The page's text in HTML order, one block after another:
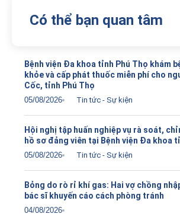
Có thể bạn quan tâm
Bệnh viện Đa khoa tỉnh Phú Thọ khám
khỏe và cấp phát thuốc miễn phí cho
Cốc, tỉnh Phú Thọ
05/08/2026 Tin tức - Sự kiện
Hội nghị tập huấn nghiệp vụ rà soát,
hồ sơ đảng viên tại Bệnh viện Đa khoa
05/08/2026 Tin tức - Sự kiện
Bỏng do rò rỉ khí gas: Hai vợ chồng
bác sĩ khuyến cáo cách phòng tránh
04/08/2026